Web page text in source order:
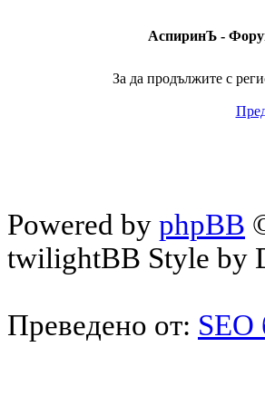
АспиринЪ -
За да продължите с
Powered by phpBB
twilightBB Style by
Преведено от: SEO